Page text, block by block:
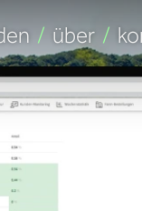
/ über /